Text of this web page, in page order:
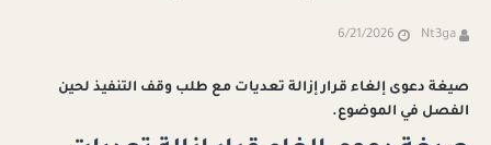
Nt3ga
6/21/2026
صيغة دعوى إلغاء قرار إزالة تعديات مع طلب وقف التنفيذ لحين
الفصل في الموضوع.